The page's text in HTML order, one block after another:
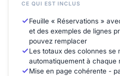
CE QUI EST INCLUS
Feuille « Réservations »
et des exemples de lignes
pouvez remplacer
Les totaux des colonnes se
automatiquement à chaque
Mise en page cohérente -